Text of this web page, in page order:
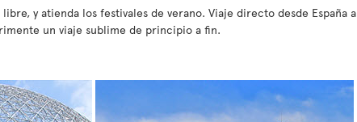
y atienda los festivales de verano. Viaje directo desde España a
un viaje sublime de principio a fin.